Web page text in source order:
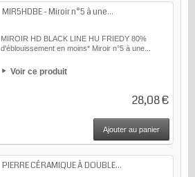
MIR5HDBE - Miroir n°5 à une...
MIROIR HD BLACK LINE HU FRIEDY 80%
d'éblouissement en moins* Miroir n°5 à une...
Voir ce produit
28,08 €
Ajouter au panier
PIERRE CÉRAMIQUE À DOUBLE...